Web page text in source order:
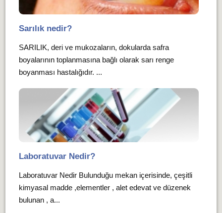
Sarılık nedir?
SARILIK, deri ve mukozaların, dokularda safra
boyalarının toplanmasına bağlı olarak sarı renge
boyanması hastalığıdır. ...
Laboratuvar Nedir?
Laboratuvar Nedir Bulunduğu mekan içerisinde, çeşitli
kimyasal madde ,elementler , alet edevat ve düzenek
bulunan , a...